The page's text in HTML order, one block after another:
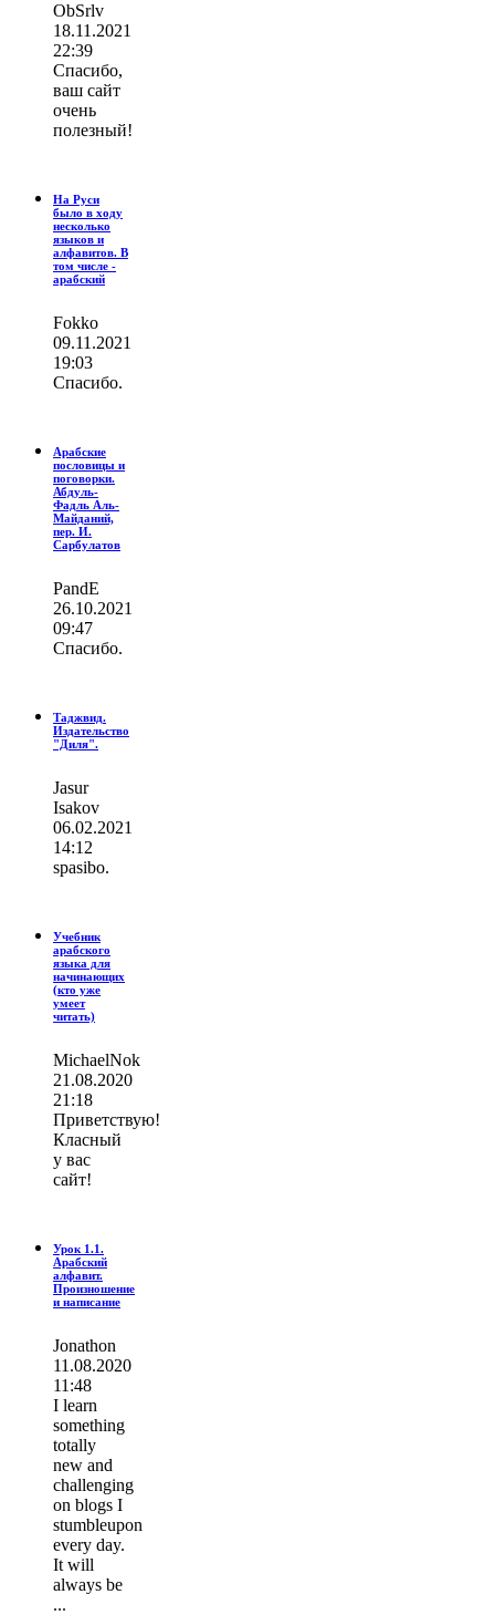
ОbSrlv
18.11.2021
22:39
Спасибо,
ваш сайт
очень
полезный!
На Руси
было в ходу
несколько
языков и
алфавитов. В
том числе -
арабский
Fokko
09.11.2021
19:03
Спасибо.
Арабские
пословицы и
поговорки.
Абдуль-
Фадль Аль-
Майданий,
пер. И.
Сарбулатов
PandE
26.10.2021
09:47
Спасибо.
Таджвид.
Издательство
"Диля".
Jasur
Isakov
06.02.2021
14:12
spasibo.
Учебник
арабского
языка для
начинающих
(кто уже
умеет
читать)
MichaelNok
21.08.2020
21:18
Приветствую!
Класный
у вас
сайт!
Урок 1.1.
Арабский
алфавит.
Произношение
и написание
Jonathon
11.08.2020
11:48
I learn
ѕοmething
totally
new and
challenging
on blogs I
stumbleupon
every day.
It wіll
always be
...